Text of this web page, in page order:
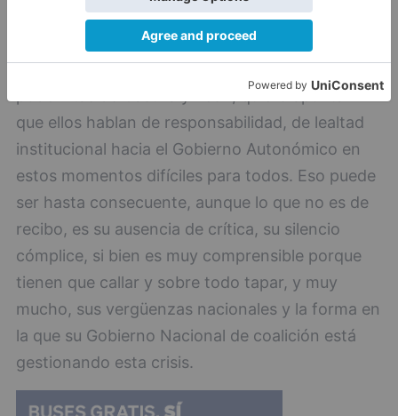
Para finalizar, porque hasta ahora no me he
referido directamente ni a los socialistas ni a los
podemitas de Castilla y León, quiero apuntar
que ellos hablan de responsabilidad, de lealtad
institucional hacia el Gobierno Autonómico en
estos momentos difíciles para todos. Eso puede
ser hasta consecuente, aunque lo que no es de
recibo, es su ausencia de crítica, su silencio
cómplice, si bien es muy comprensible porque
tienen que callar y sobre todo tapar, y muy
mucho, sus vergüenzas nacionales y la forma en
la que su Gobierno Nacional de coalición está
gestionando esta crisis.